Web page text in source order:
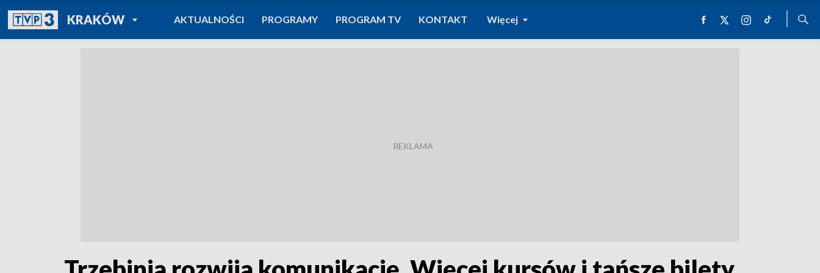
KRAKÓWPOWRÓT DO
TVP REGIONY
AKTUALNOŚCI PROGRAMY PROGRAM TV KONTAKT Więcej